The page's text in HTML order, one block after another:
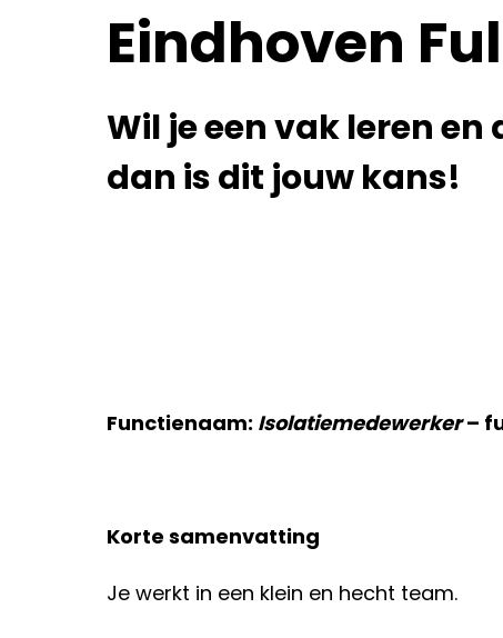
Eindhoven
Wil je een vak leren
dan is dit jouw kans!
Functienaam: Isolatiemedewerker–
Korte samenvatting
Je werkt in een klein en hecht team.